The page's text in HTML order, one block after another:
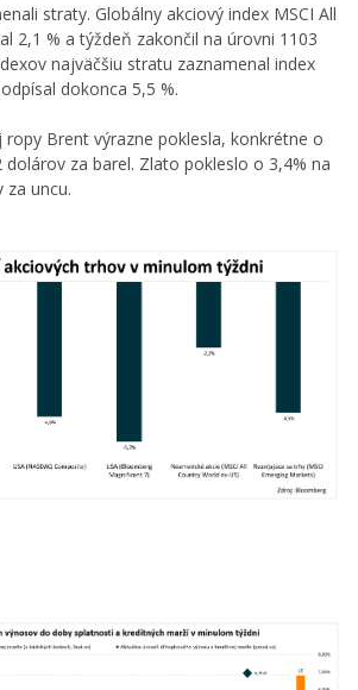
straty. Globálny akciový index MSCI All
2,1 % a týždeň zakončil na úrovni 1103
najväčšiu stratu zaznamenal index
dokonca 5,5 %.
Brent výrazne poklesla, konkrétne o
dolárov za barel. Zlato pokleslo o 3,4% na
za uncu.